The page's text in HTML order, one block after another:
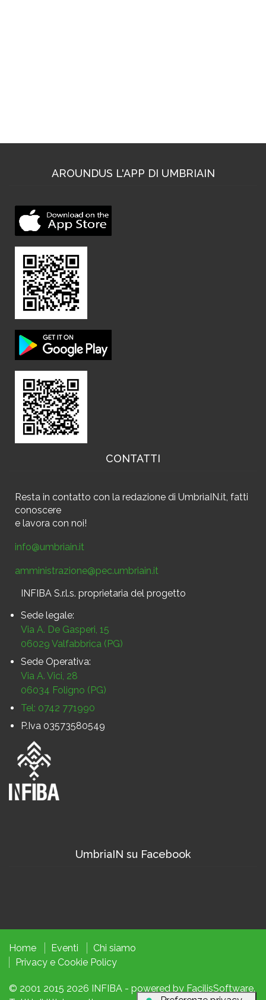
AROUNDUS L'APP DI UMBRIAIN
CONTATTI
Resta in contatto con la redazione di UmbriaIN.it, fatti
conoscere
e lavora con noi!
info@umbriain.it
amministrazione@pec.umbriain.it
INFIBA S.r.l.s. proprietaria del progetto
Sede legale:
Via A. De Gasperi, 15
06029 Valfabbrica (PG)
Sede Operativa:
Via A. Vici, 28
06034 Foligno (PG)
Tel: 0742 771990
P.Iva 03573580549
UmbriaIN su Facebook
Home Eventi
Chi siamo
Privacy e Cookie Policy
© 2001 2015 2026 INFIBA - powered by FacilisSoftware.